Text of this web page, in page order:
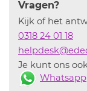
Vragen?
Kijk of het
0318 24 01 18
Je kunt ons
Whatsapp